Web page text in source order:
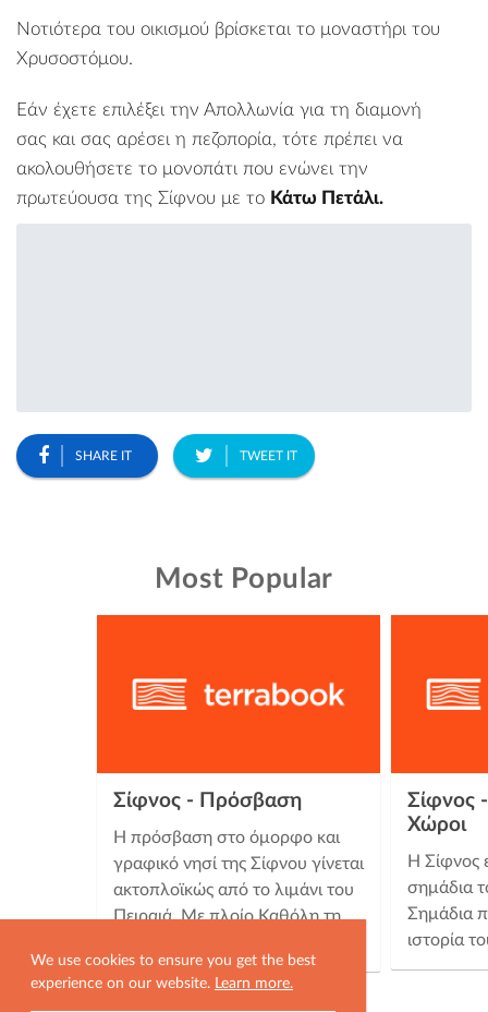
We use cookies to ensure you get the best
experience on our website. Learn more.
Νοτιότερα του οικισμού βρίσκεται το μοναστήρι του
Χρυσοστόμου.
Εάν έχετε επιλέξει την Απολλωνία για τη διαμονή
σας και σας αρέσει η πεζοπορία, τότε πρέπει να
ακολουθήσετε το μονοπάτι που ενώνει την
πρωτεύουσα της Σίφνου με το Κάτω Πετάλι.
SHARE IT TWEET IT
Most Popular
Σίφνος - Πρόσβαση
Η πρόσβαση στο όμορφο και
γραφικό νησί της Σίφνου γίνεται
ακτοπλοϊκώς από το λιμάνι του
Πειραιά. Με πλοίο Καθόλη τη
Σίφνος -
Χώροι
Η Σίφνος
σημάδια
Σημάδια
ιστορία